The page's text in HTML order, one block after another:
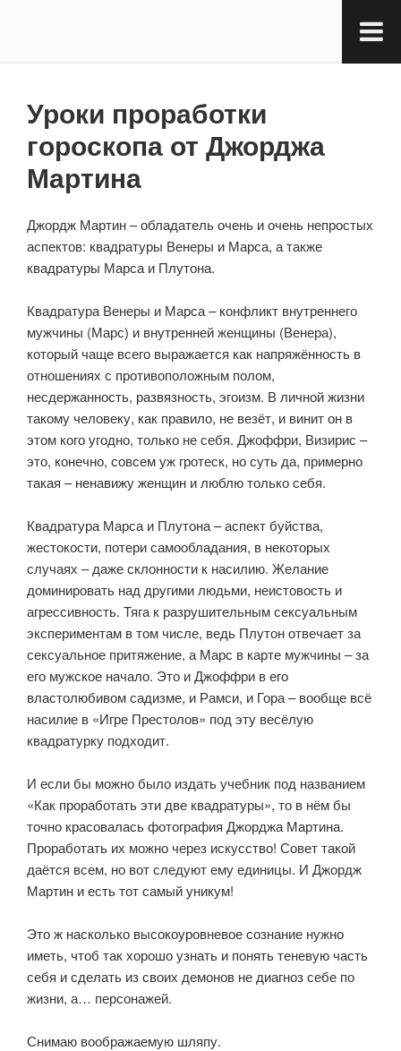
Уроки проработки
гороскопа от Джорджа
Мартина
Джордж Мартин – обладатель очень и очень непростых
аспектов: квадратуры Венеры и Марса, а также
квадратуры Марса и Плутона.
Квадратура Венеры и Марса – конфликт внутреннего
мужчины (Марс) и внутренней женщины (Венера),
который чаще всего выражается как напряжённость в
отношениях с противоположным полом,
несдержанность, развязность, эгоизм. В личной жизни
такому человеку, как правило, не везёт, и винит он в
этом кого угодно, только не себя. Джоффри, Визирис –
это, конечно, совсем уж гротеск, но суть да, примерно
такая – ненавижу женщин и люблю только себя.
Квадратура Марса и Плутона – аспект буйства,
жестокости, потери самообладания, в некоторых
случаях – даже склонности к насилию. Желание
доминировать над другими людьми, неистовость и
агрессивность. Тяга к разрушительным сексуальным
экспериментам в том числе, ведь Плутон отвечает за
сексуальное притяжение, а Марс в карте мужчины – за
его мужское начало. Это и Джоффри в его
властолюбивом садизме, и Рамси, и Гора – вообще всё
насилие в «Игре Престолов» под эту весёлую
квадратурку подходит.
И если бы можно было издать учебник под названием
«Как проработать эти две квадратуры», то в нём бы
точно красовалась фотография Джорджа Мартина.
Проработать их можно через искусство! Совет такой
даётся всем, но вот следуют ему единицы. И Джордж
Мартин и есть тот самый уникум!
Это ж насколько высокоуровневое сознание нужно
иметь, чтоб так хорошо узнать и понять теневую часть
себя и сделать из своих демонов не диагноз себе по
жизни, а… персонажей.
Снимаю воображаемую шляпу.